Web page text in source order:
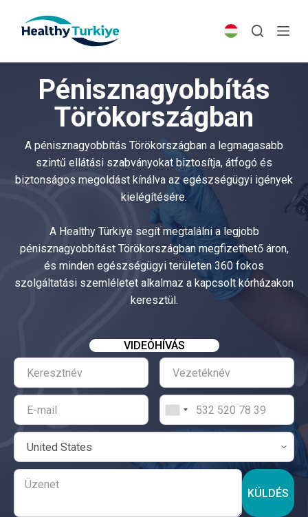
p
e
Pénisznagyobbítás
Törökországban
A pénisznagyobbítás Törökországban a legmagasabb
szintű ellátási szabványokat biztosítja, átfogó és
biztonságos megoldást kínálva az egészségügyi igények
kielégítésére.
A Healthy Türkiye segít megtalálni a legjobb
pénisznagyobbítást Törökországban megfizethető áron,
és minden egészségügyi területen 360 fokos
szolgáltatási szemléletet alkalmaz a kapcsolt kórházakon
keresztül.
VIDEÓHÍVÁS
KÜLDÉS